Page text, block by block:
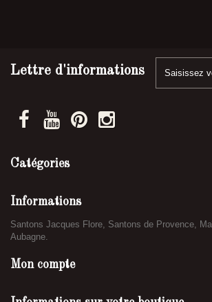
Lettre d'informations
Catégories
Informations
Santons Jacques Flore, Santons de Provence,
Aubagne.
Mon compte